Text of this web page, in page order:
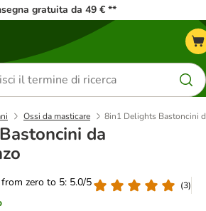
gratuita da 49 € **
Ossi da masticare 8in1 Delights Bastoncini
da
zero to 5: 5.0/5
(3)